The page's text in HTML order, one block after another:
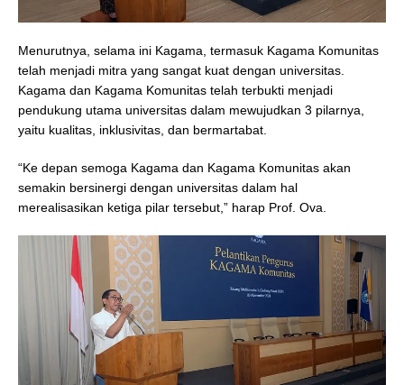
Menurutnya, selama ini Kagama, termasuk Kagama Komunitas
telah menjadi mitra yang sangat kuat dengan universitas.
Kagama dan Kagama Komunitas telah terbukti menjadi
pendukung utama universitas dalam mewujudkan 3 pilarnya,
yaitu kualitas, inklusivitas, dan bermartabat.
“Ke depan semoga Kagama dan Kagama Komunitas akan
semakin bersinergi dengan universitas dalam hal
merealisasikan ketiga pilar tersebut,” harap Prof. Ova.